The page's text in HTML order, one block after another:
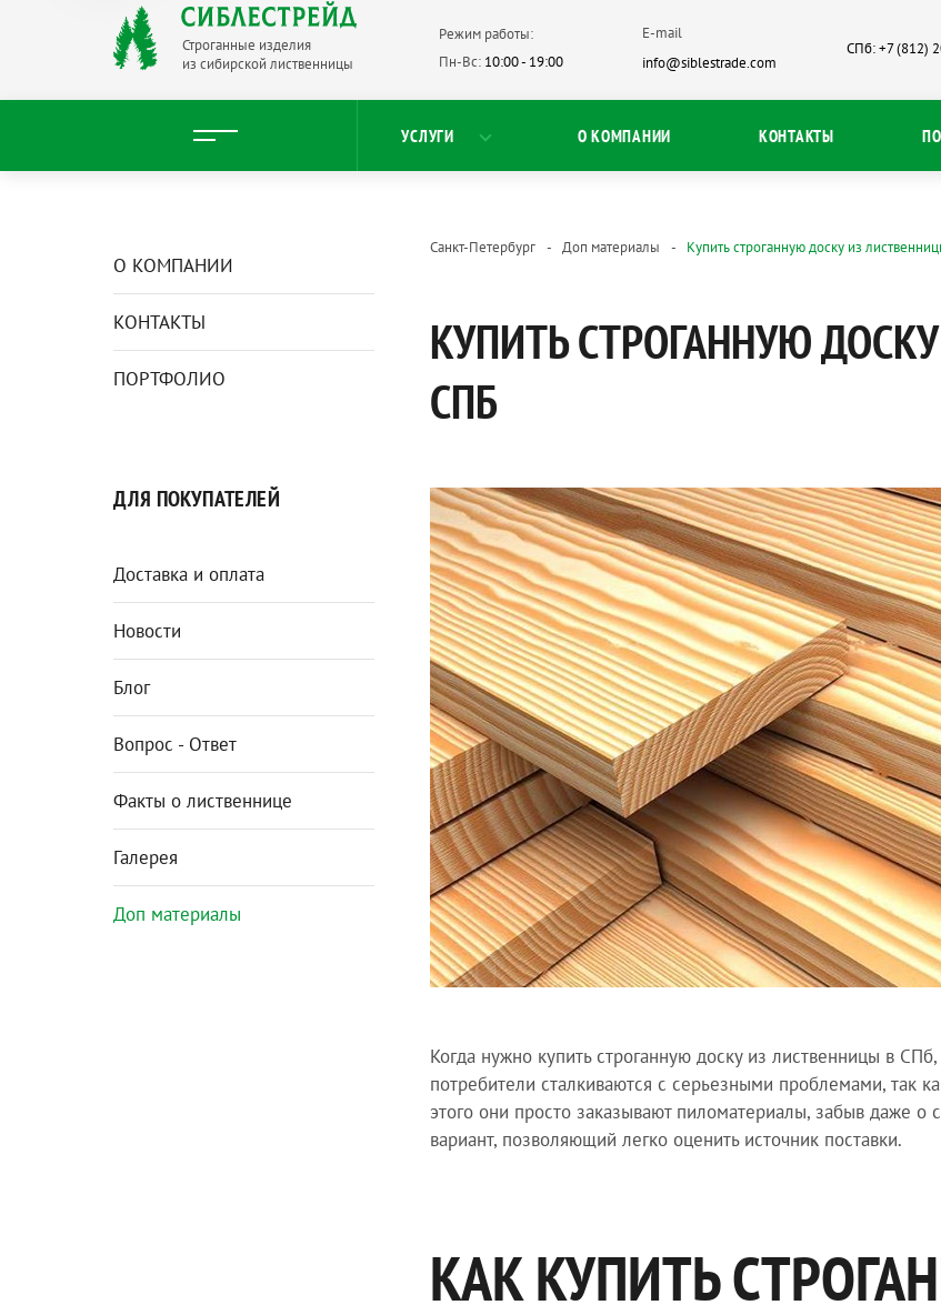
Строганные изделия
из сибирской лиственницы
УСЛУГИ О КОМПАНИИ КОНТАКТЫ
Режим работы:
Пн-Вс: 10:00 - 19:00
E-mail
info@siblestrade.com
СПб: +7 (812)
О КОМПАНИИ
КОНТАКТЫ
ПОРТФОЛИО
ДЛЯ ПОКУПАТЕЛЕЙ
Доставка и оплата
Новости
Блог
Вопрос - Ответ
Факты о лиственнице
Галерея
Доп материалы
Санкт-Петербург Доп материалы Купить строганную доску из
КУПИТЬ СТРОГАННУЮ
СПБ
Когда нужно купить строганную доску из лиственницы в
потребители сталкиваются с серьезными проблемами, так
этого они просто заказывают пиломатериалы, забыв даже о
вариант, позволяющий легко оценить источник поставки.
КАК КУПИТЬ